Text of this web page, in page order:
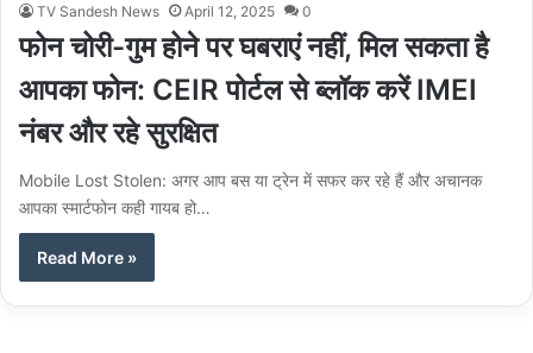
TV Sandesh News April 12, 2025 0
फोन चोरी-गुम होने पर घबराएं नहीं, मिल सकता है
आपका फोन: CEIR पोर्टल से ब्लॉक करें IMEI
नंबर और रहे सुरक्षित
Mobile Lost Stolen: अगर आप बस या ट्रेन में सफर कर रहे हैं और अचानक
आपका स्मार्टफोन कही गायब हो…
Read More »